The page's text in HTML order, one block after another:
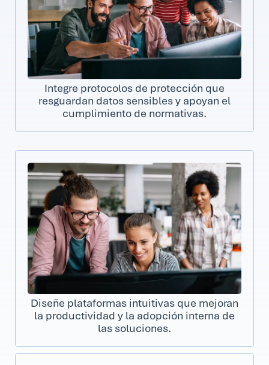
Integre protocolos de protección que
resguardan datos sensibles y apoyan el
cumplimiento de normativas.
Diseñe plataformas intuitivas que mejoran
la productividad y la adopción interna de
las soluciones.